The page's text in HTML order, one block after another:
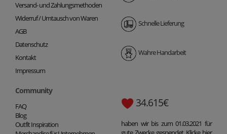
Versand- und Zahlungsmethoden
Widerruf / Umtausch von Waren
AGB
Datenschutz
Kontakt
Impressum
Schnelle Lieferung
Wahre Handarbeit
Community
FAQ
Blog
Outfit Inspiration
34.615€
haben wir bis zum 01.03.2021 für